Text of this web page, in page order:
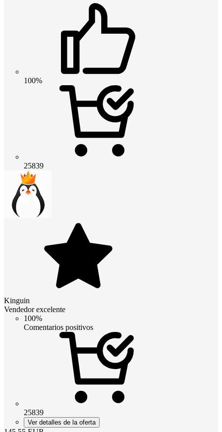
100%
25839
Kinguin
Vendedor excelente
100%
Comentarios positivos
25839
Ver detalles de la oferta